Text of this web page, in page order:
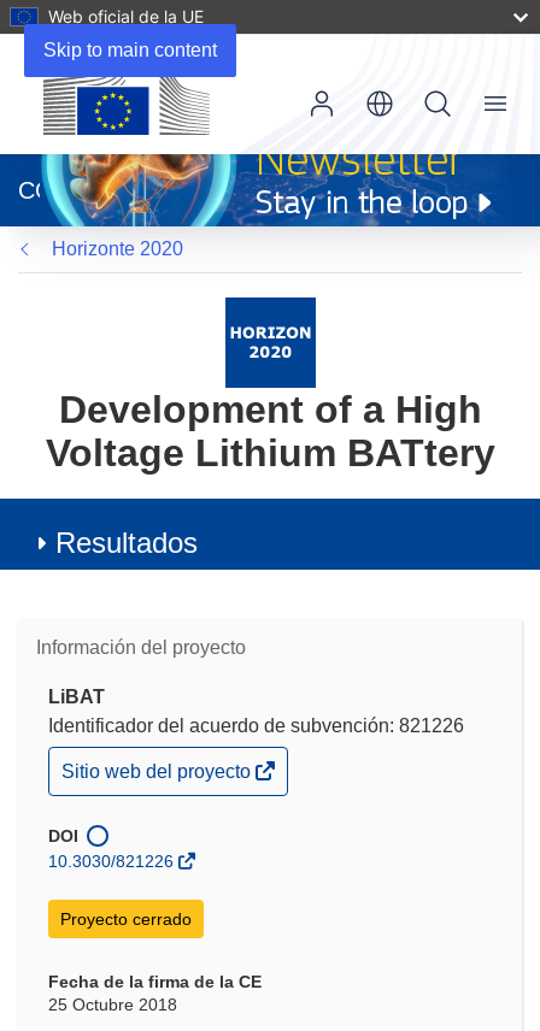
Skip to main content
Web oficial de la UE
abrirá
en
una
nueva
ventana)
CORDIS
Menu
Horizonte 2020
Development of a High
Voltage Lithium BATtery
Resultados
Información del proyecto
LiBAT
Identificador del acuerdo de subvención: 821226
(se
abrirá
una
nueva
Sitio web del proyecto
DOI
10.3030/821226
Proyecto cerrado
Fecha de la firma de la CE
25 Octubre 2018